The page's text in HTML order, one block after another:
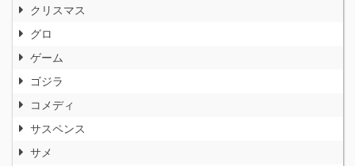
クリスマス
グロ
ゲーム
ゴジラ
コメディ
サスペンス
サメ